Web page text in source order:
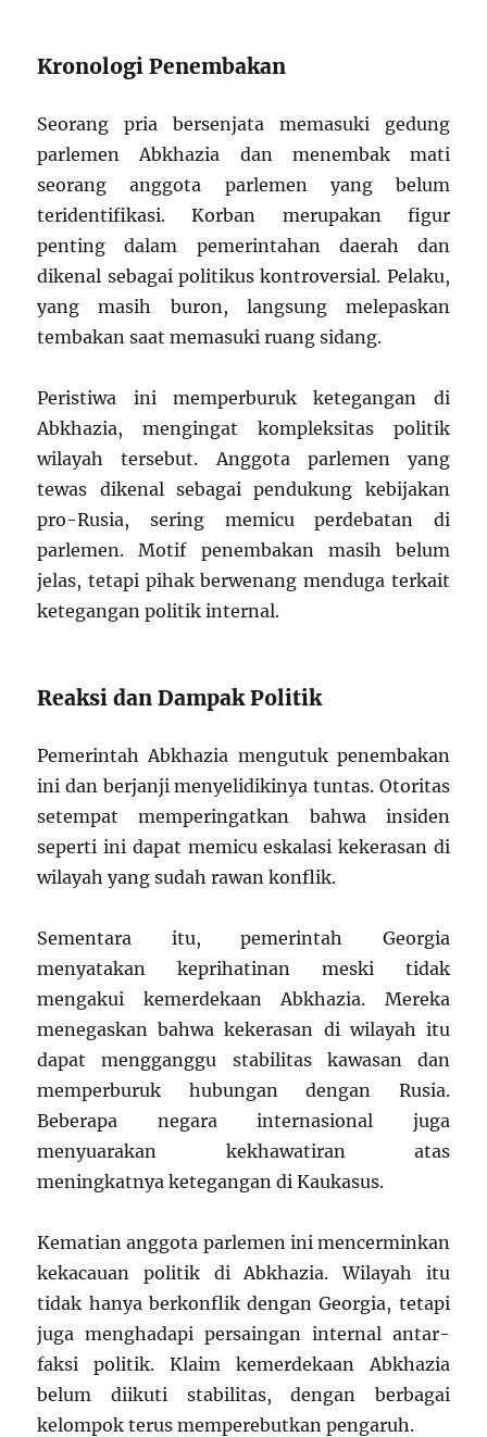
Kronologi Penembakan
Seorang pria bersenjata memasuki gedung
parlemen Abkhazia dan menembak mati
seorang anggota parlemen yang belum
teridentifikasi. Korban merupakan figur
penting dalam pemerintahan daerah dan
dikenal sebagai politikus kontroversial. Pelaku,
yang masih buron, langsung melepaskan
tembakan saat memasuki ruang sidang.
Peristiwa ini memperburuk ketegangan di
Abkhazia, mengingat kompleksitas politik
wilayah tersebut. Anggota parlemen yang
tewas dikenal sebagai pendukung kebijakan
pro-Rusia, sering memicu perdebatan di
parlemen. Motif penembakan masih belum
jelas, tetapi pihak berwenang menduga terkait
ketegangan politik internal.
Reaksi dan Dampak Politik
Pemerintah Abkhazia mengutuk penembakan
ini dan berjanji menyelidikinya tuntas. Otoritas
setempat memperingatkan bahwa insiden
seperti ini dapat memicu eskalasi kekerasan di
wilayah yang sudah rawan konflik.
Sementara itu, pemerintah Georgia
menyatakan keprihatinan meski tidak
mengakui kemerdekaan Abkhazia. Mereka
menegaskan bahwa kekerasan di wilayah itu
dapat mengganggu stabilitas kawasan dan
memperburuk hubungan dengan Rusia.
Beberapa negara internasional juga
menyuarakan kekhawatiran atas
meningkatnya ketegangan di Kaukasus.
Kematian anggota parlemen ini mencerminkan
kekacauan politik di Abkhazia. Wilayah itu
tidak hanya berkonflik dengan Georgia, tetapi
juga menghadapi persaingan internal antar-
faksi politik. Klaim kemerdekaan Abkhazia
belum diikuti stabilitas, dengan berbagai
kelompok terus memperebutkan pengaruh.